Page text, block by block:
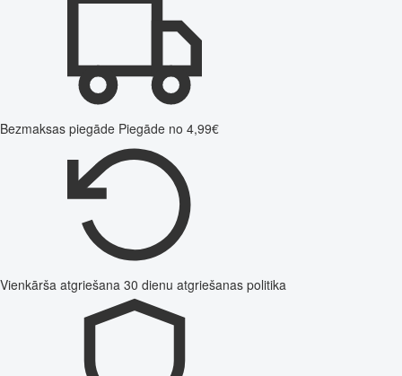
Bezmaksas piegāde Piegāde no 4,99€
Vienkārša atgriešana 30 dienu atgriešanas politika